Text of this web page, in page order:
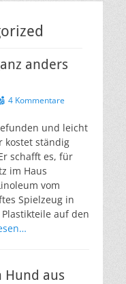
anders
4 Kommentare
und leicht
kostet ständig
schafft es, für
im Haus
vom
Spielzeug in
auf den
Hund aus